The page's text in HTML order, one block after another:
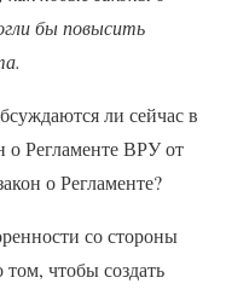
бы повысить
ли сейчас в
о Регламенте ВРУ от
о Регламенте?
со стороны
чтобы создать